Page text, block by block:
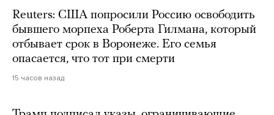
Reuters: США попросили Россию освободить
бывшего морпеха Роберта Гилмана, который
отбывает срок в Воронеже. Его семья
опасается, что тот при смерти
15 часов назад